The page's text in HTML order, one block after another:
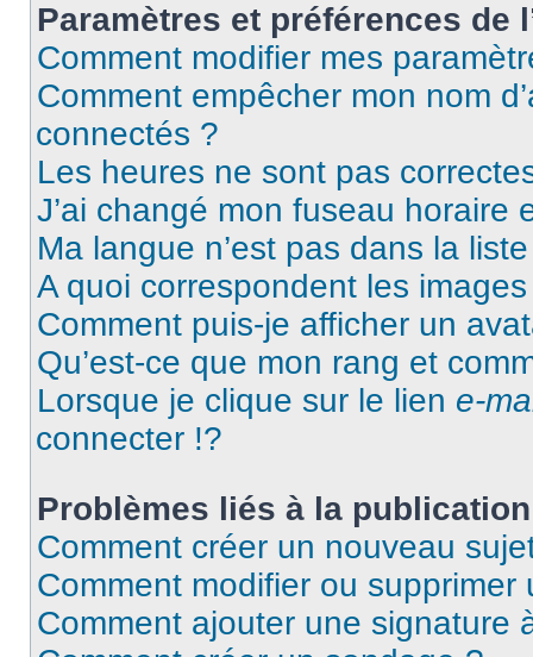
Paramètres et préférences de
Comment modifier mes
Comment empêcher mon nom
connectés ?
Les heures ne sont pas
J’ai changé mon fuseau horaire
Ma langue n’est pas dans la
A quoi correspondent les
Comment puis-je afficher un
Qu’est-ce que mon rang et
Lorsque je clique sur le lien e-
connecter !?
Problèmes liés à la
Comment créer un nouveau
Comment modifier ou supprimer
Comment ajouter une signature